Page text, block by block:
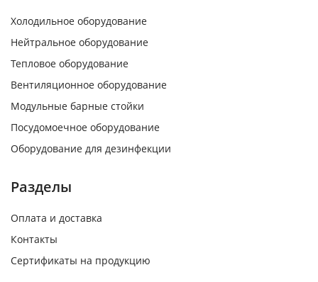
Холодильное оборудование
Нейтральное оборудование
Тепловое оборудование
Вентиляционное оборудование
Модульные барные стойки
Посудомоечное оборудование
Оборудование для дезинфекции
Разделы
Оплата и доставка
Контакты
Сертификаты на продукцию